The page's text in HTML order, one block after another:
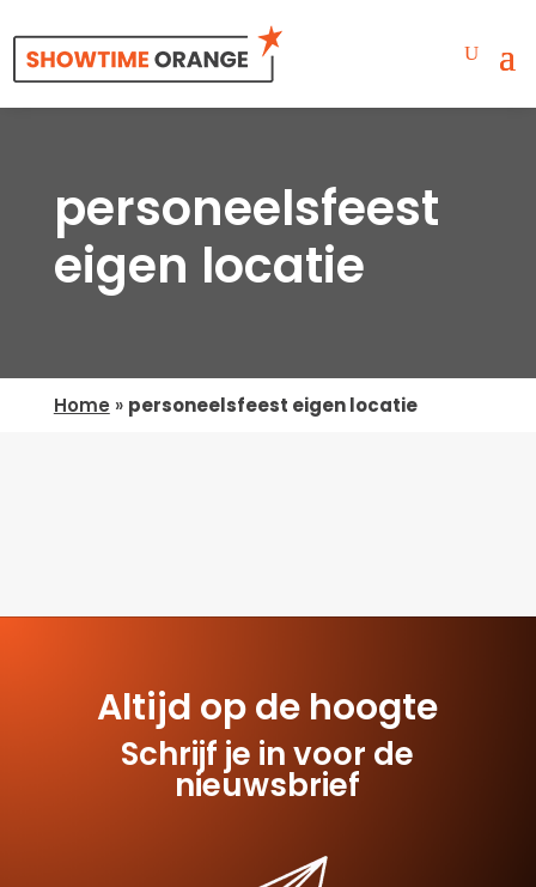
personeelsfeest
eigen locatie
Home » personeelsfeest eigen locatie
Altijd op de hoogte
Schrijf je in voor de
nieuwsbrief